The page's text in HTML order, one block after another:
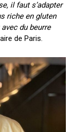
il faut s’adapter
riche en gluten
du beurre
de Paris.